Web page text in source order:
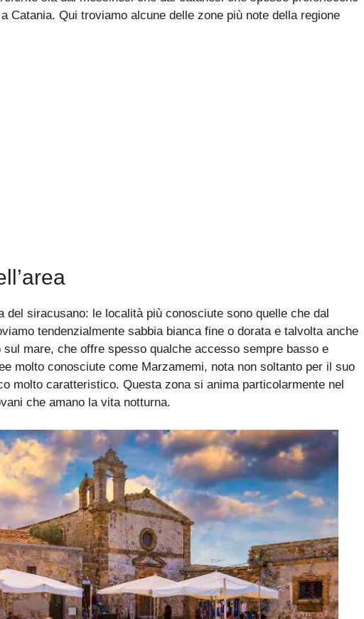
Catania. Qui troviamo alcune delle zone più note della regione
del siracusano: le località più conosciute sono quelle che dal
tendenzialmente sabbia bianca fine o dorata e talvolta anche
mare, che offre spesso qualche accesso sempre basso e
molto conosciute come Marzamemi, nota non soltanto per il suo
molto caratteristico. Questa zona si anima particolarmente nel
che amano la vita notturna.